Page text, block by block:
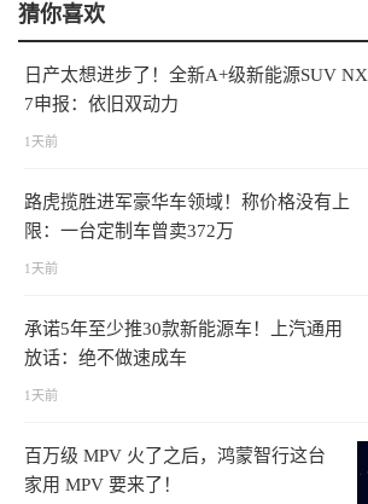
猜你喜欢
日产太想进步了！全新A+级新能源SUV NX
7申报：依旧双动力
1天前
路虎揽胜进军豪华车领域！称价格没有上
限：一台定制车曾卖372万
1天前
承诺5年至少推30款新能源车！上汽通用
放话：绝不做速成车
1天前
百万级 MPV 火了之后，鸿蒙智行这台
家用 MPV 要来了！